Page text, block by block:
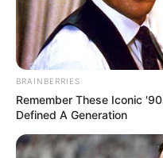
BRAINBERRIES
Remember These Iconic
Defined A Generation